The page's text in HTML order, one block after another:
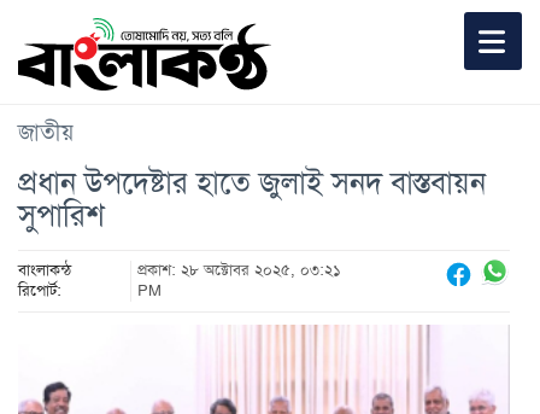
জাতীয়
প্রধান উপদেষ্টার হাতে জুলাই সনদ বাস্তবায়ন
সুপারিশ
বাংলাকন্ঠ
রিপোর্ট:
প্রকাশ: ২৮ অক্টোবর ২০২৫, ০৩:২১
PM